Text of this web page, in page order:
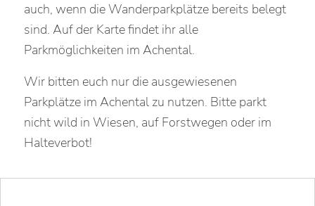
auch, wenn die Wanderparkplätze bereits belegt
sind. Auf der Karte findet ihr alle
Parkmöglichkeiten im Achental.
Wir bitten euch nur die ausgewiesenen
Parkplätze im Achental zu nutzen. Bitte parkt
nicht wild in Wiesen, auf Forstwegen oder im
Halteverbot!